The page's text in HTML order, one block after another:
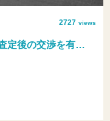
2727 views
定後の交渉を有…